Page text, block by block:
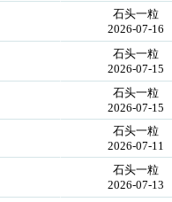
石头一粒
2026-07-16
石头一粒
2026-07-15
石头一粒
2026-07-15
石头一粒
2026-07-11
石头一粒
2026-07-13